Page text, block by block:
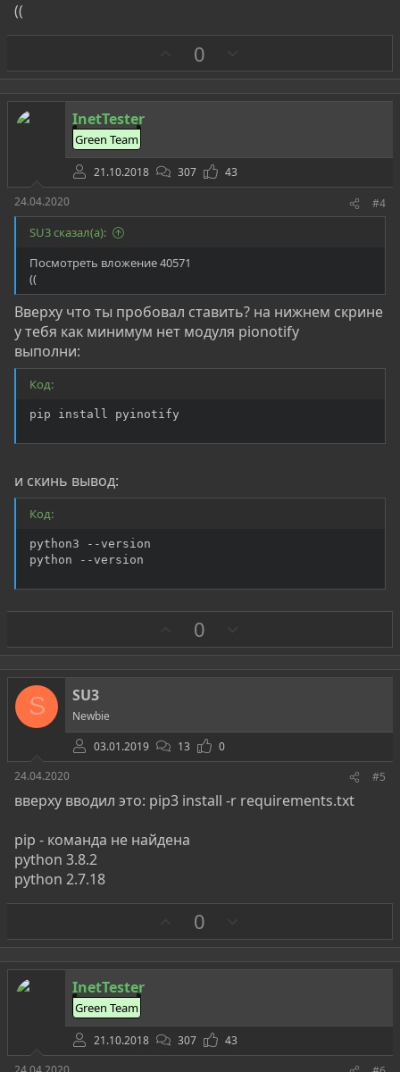
((
а
0
р
о
InetTester
Green Team
21.10.2018 307
43
24.04.2020
#4
SU3 сказал(а):
Посмотреть вложение 40571
((
Вверху что ты пробовал ставить? на нижнем скрине
у тебя как минимум нет модуля pionotify
выполни:
Код:
pip install pyinotify
и скинь вывод:
Код:
python3 --version
python --version
а
0
р
о
в
S SU3
Newbie
03.01.2019
13
0
24.04.2020
#5
вверху вводил это: pip3 install -r requirements.txt
pip - команда не найдена
python 3.8.2
python 2.7.18
а
0
р
о
InetTester
Green Team
21.10.2018 307
43